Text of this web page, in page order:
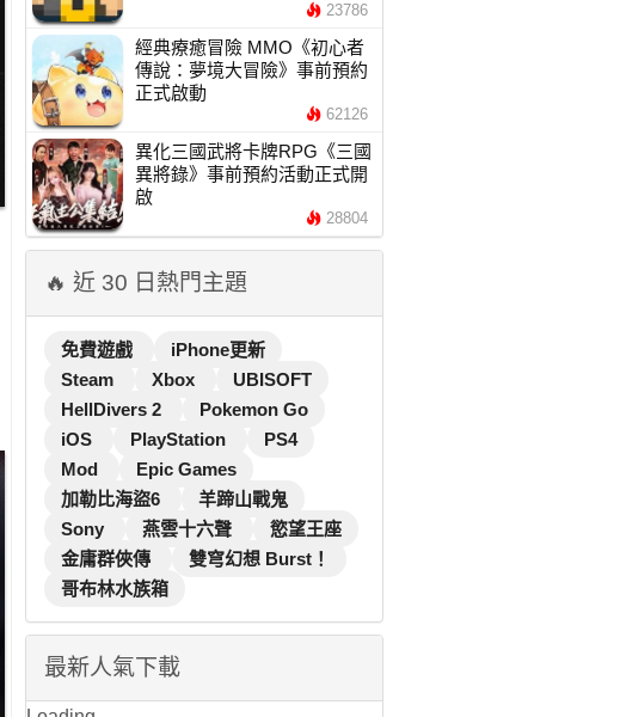
23786
經典療癒冒險 MMO《初心者
傳說：夢境大冒險》事前預約
正式啟動
62126
異化三國武將卡牌RPG《三國
異將錄》事前預約活動正式開
啟
28804
🔥 近 30 日熱門主題
免費遊戲
iPhone更新
Steam
Xbox
UBISOFT
HellDivers 2
Pokemon Go
iOS
PlayStation
PS4
Mod
Epic Games
加勒比海盜6
羊蹄山戰鬼
Sony
燕雲十六聲
慾望王座
金庸群俠傳
雙穹幻想 Burst！
哥布林水族箱
最新人氣下載